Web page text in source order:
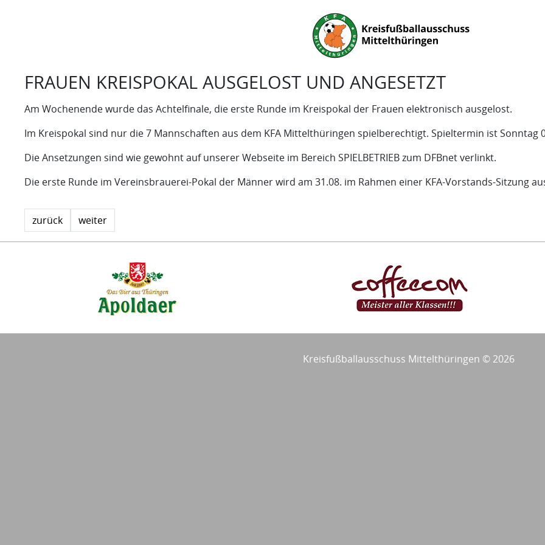
FRAUEN KREISPOKAL AUSGELOST UND ANGESETZT
Am Wochenende wurde das Achtelfinale, die erste Runde im Kreispokal der Frauen elektronisch ausgelost.
Im Kreispokal sind nur die 7 Mannschaften aus dem KFA Mittelthüringen spielberechtigt. Spieltermin ist Sonntag
Die Ansetzungen sind wie gewohnt auf unserer Webseite im Bereich SPIELBETRIEB zum DFBnet verlinkt.
Die erste Runde im Vereinsbrauerei-Pokal der Männer wird am 31.08. im Rahmen einer KFA-Vorstands-Sitzung
zurück weiter
Kreisfußballausschuss Mittelthüringen © 2026